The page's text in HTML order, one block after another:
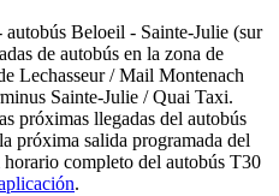
Beloeil - Sainte-Julie (sur
de autobús en la zona de
Lechasseur / Mail Montenach
Sainte-Julie / Quai Taxi.
próximas llegadas del autobús
próxima salida programada del
completo del autobús T30
.